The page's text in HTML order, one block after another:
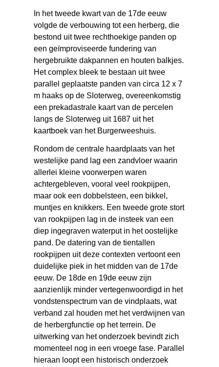
In het tweede kwart van de 17de eeuw
volgde de verbouwing tot een herberg, die
bestond uit twee rechthoekige panden op
een geïmproviseerde fundering van
hergebruikte dakpannen en houten balkjes.
Het complex bleek te bestaan uit twee
parallel geplaatste panden van circa 12 x 7
m haaks op de Sloterweg, overeenkomstig
een prekadastrale kaart van de percelen
langs de Sloterweg uit 1687 uit het
kaartboek van het Burgerweeshuis.
Rondom de centrale haardplaats van het
westelijke pand lag een zandvloer waarin
allerlei kleine voorwerpen waren
achtergebleven, vooral veel rookpijpen,
maar ook een dobbelsteen, een bikkel,
muntjes en knikkers. Een tweede grote stort
van rookpijpen lag in de insteek van een
diep ingegraven waterput in het oostelijke
pand. De datering van de tientallen
rookpijpen uit deze contexten vertoont een
duidelijke piek in het midden van de 17de
eeuw. De 18de en 19de eeuw zijn
aanzienlijk minder vertegenwoordigd in het
vondstenspectrum van de vindplaats, wat
verband zal houden met het verdwijnen van
de herbergfunctie op het terrein. De
uitwerking van het onderzoek bevindt zich
momenteel nog in een vroege fase. Parallel
hieraan loopt een historisch onderzoek